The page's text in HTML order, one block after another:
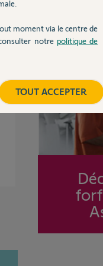
à
moment via le centre de
notre politique de
TOUT ACCEPTER